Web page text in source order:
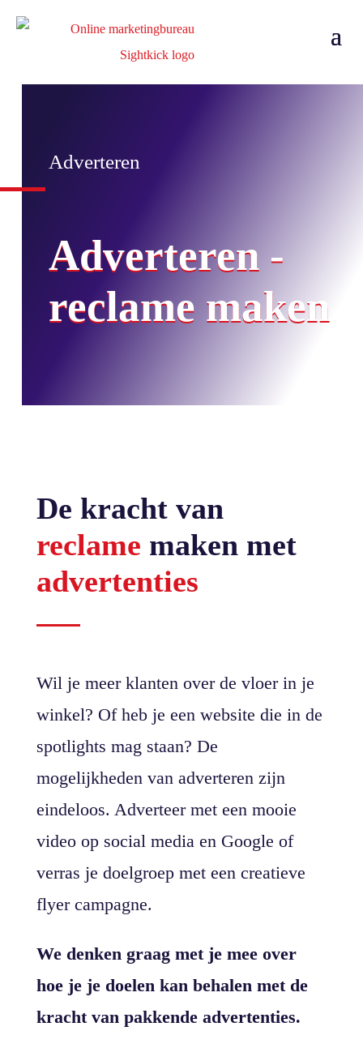
Adverteren
Adverteren -
reclame maken
De kracht van
reclame maken met
advertenties
Wil je meer klanten over de vloer in je
winkel? Of heb je een website die in de
spotlights mag staan? De
mogelijkheden van adverteren zijn
eindeloos. Adverteer met een mooie
video op social media en Google of
verras je doelgroep met een creatieve
flyer campagne.
We denken graag met je mee over
hoe je je doelen kan behalen met de
kracht van pakkende advertenties.